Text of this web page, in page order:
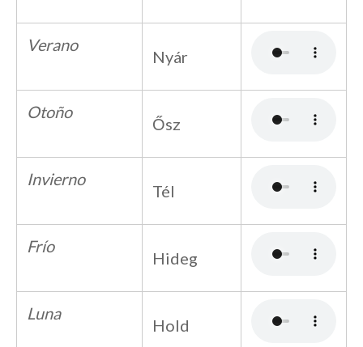
Verano
Nyár
Otoño
Ősz
Invierno
Tél
Frío
Hideg
Luna
Hold